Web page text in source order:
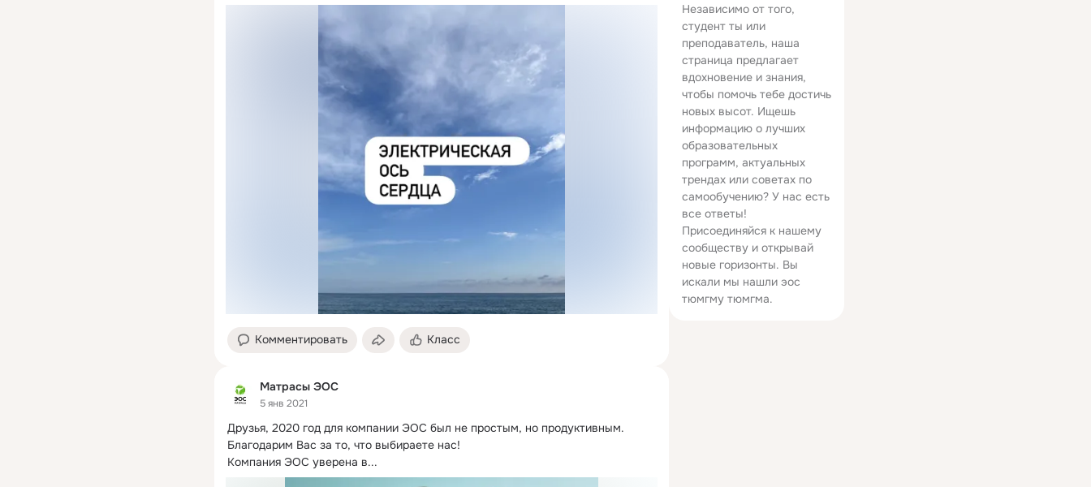
Независимо от того,
студент ты или
преподаватель, наша
страница предлагает
вдохновение и знания,
чтобы помочь тебе достичь
новых высот. Ищешь
информацию о лучших
образовательных
программ, актуальных
трендах или советах по
самообучению? У нас есть
все ответы!
Присоединяйся к нашему
сообществу и открывай
новые горизонты. Вы
искали мы нашли эос
тюмгму тюмгма.
Комментировать Класс
Матрасы ЭОС
5 янв 2021
Друзья, 2020 год для компании ЭОС был не простым, но продуктивным.
Благодарим Вас за то, что выбираете нас!
Компания ЭОС уверена в...